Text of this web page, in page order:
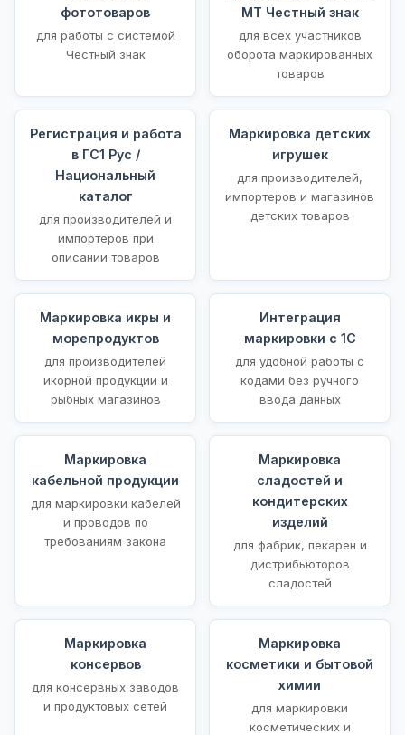
фототоваров
для работы с системой
Честный знак
МТ Честный знак
для всех участников
оборота маркированных
товаров
Регистрация и работа
в ГС1 Рус /
Национальный
каталог
для производителей и
импортеров при
описании товаров
Маркировка детских
игрушек
для производителей,
импортеров и магазинов
детских товаров
Маркировка икры и
морепродуктов
для производителей
икорной продукции и
рыбных магазинов
Интеграция
маркировки с 1С
для удобной работы с
кодами без ручного
ввода данных
Маркировка
кабельной продукции
для маркировки кабелей
и проводов по
требованиям закона
Маркировка
сладостей и
кондитерских
изделий
для фабрик, пекарен и
дистрибьюторов
сладостей
Маркировка
консервов
для консервных заводов
и продуктовых сетей
Маркировка
косметики и бытовой
химии
для маркировки
косметических и